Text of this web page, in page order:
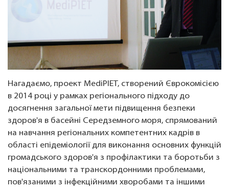
Нагадаємо, проект MediPIET, створений Єврокомісією
в 2014 році у рамках регіонального підходу до
досягнення загальної мети підвищення безпеки
здоров'я в басейні Середземного моря, спрямований
на навчання регіональних компетентних кадрів в
області епідеміології для виконання основних функцій
громадського здоров'я з профілактики та боротьби з
національними та транскордонними проблемами,
пов'язаними з інфекційними хворобами та іншими